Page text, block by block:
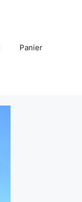
Panier